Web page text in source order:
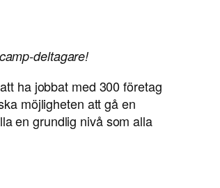
deltagare!
ha jobbat med 300 företag
möjligheten att gå en
en grundlig nivå som alla